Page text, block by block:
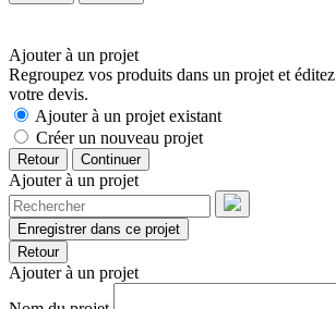
Ajouter à un projet
Regroupez vos produits dans un projet et éditez
votre devis.
Ajouter à un projet existant
Créer un nouveau projet
Retour Continuer
Ajouter à un projet
Enregistrer dans ce projet
Retour
Ajouter à un projet